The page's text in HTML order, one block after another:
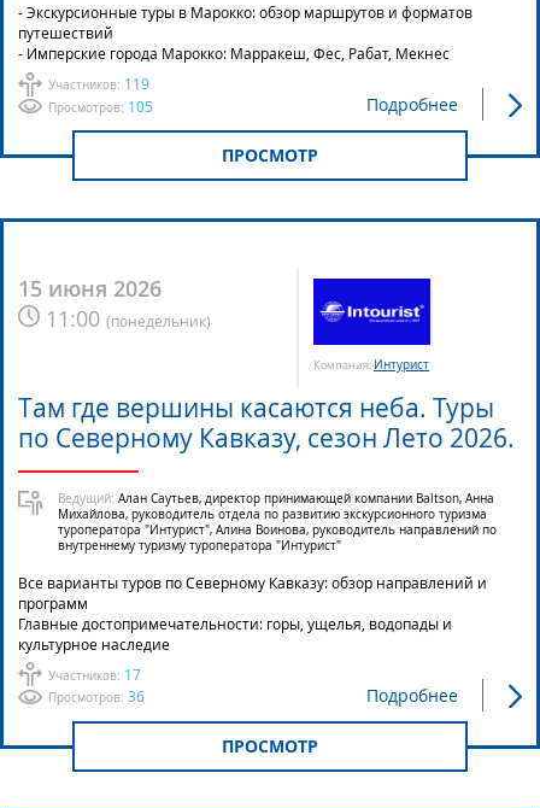
Участников: 119
Просмотров: 105
- Экскурсионные туры в Марокко: обзор маршрутов и форматов
путешествий
- Имперские города Марокко: Марракеш, Фес, Рабат, Мекнес
Подробнее
ПРОСМОТР
15 июня 2026
11:00 (понедельник)
Компания: Интурист
Участников: 17
Просмотров: 36
Там где вершины касаются неба. Туры
по Северному Кавказу, сезон Лето 2026.
Ведущий: Алан Саутьев, директор принимающей компании Baltson, Анна
Михайлова, руководитель отдела по развитию экскурсионного туризма
туроператора "Интурист", Алина Воинова, руководитель направлений по
внутреннему туризму туроператора "Интурист"
Все варианты туров по Северному Кавказу: обзор направлений и
программ
Главные достопримечательности: горы, ущелья, водопады и
культурное наследие
Подробнее
ПРОСМОТР